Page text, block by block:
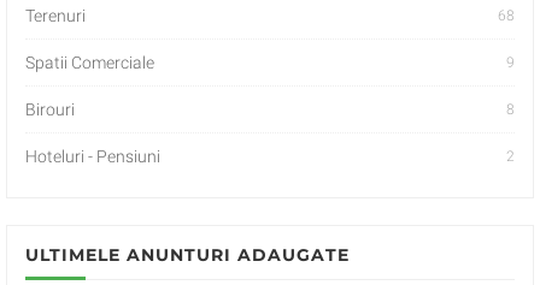
Terenuri 68
Spatii Comerciale 9
Birouri 8
Hoteluri - Pensiuni 2
ULTIMELE ANUNTURI ADAUGATE